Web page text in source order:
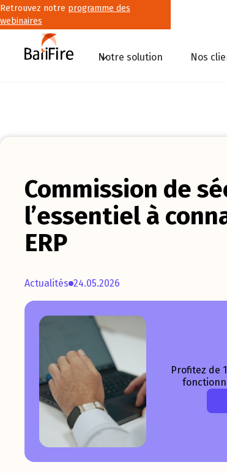
Retrouvez notre programme des
webinaires
Notre solution Nos
Commission de
l’essentiel à
ERP
Actualités 24.05.2026
Profitez de